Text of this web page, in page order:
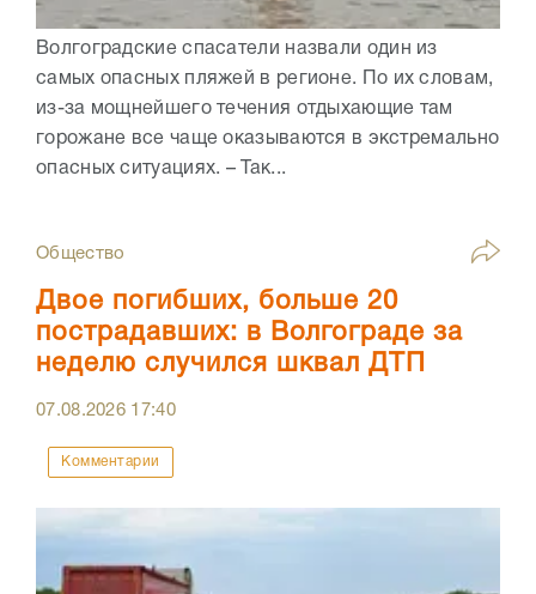
Волгоградские спасатели назвали один из
самых опасных пляжей в регионе. По их словам,
из-за мощнейшего течения отдыхающие там
горожане все чаще оказываются в экстремально
опасных ситуациях. – Так...
Общество
Двое погибших, больше 20
пострадавших: в Волгограде за
неделю случился шквал ДТП
07.08.2026 17:40
Комментарии